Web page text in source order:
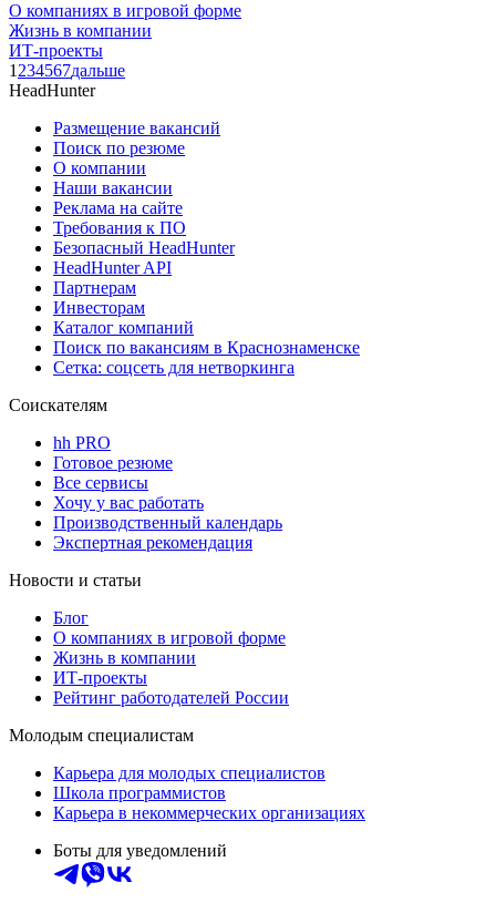
О компаниях в игровой форме
Жизнь в компании
ИТ-проекты
1 234567дальше
HeadHunter
Размещение вакансий
Поиск по резюме
О компании
Наши вакансии
Реклама на сайте
Требования к ПО
Безопасный HeadHunter
HeadHunter API
Партнерам
Инвесторам
Каталог компаний
Поиск по вакансиям в Краснознаменске
Сетка: соцсеть для нетворкинга
Соискателям
hh PRO
Готовое резюме
Все сервисы
Хочу у вас работать
Производственный календарь
Экспертная рекомендация
Новости и статьи
Блог
О компаниях в игровой форме
Жизнь в компании
ИТ-проекты
Рейтинг работодателей России
Молодым специалистам
Карьера для молодых специалистов
Школа программистов
Карьера в некоммерческих организациях
Боты для уведомлений